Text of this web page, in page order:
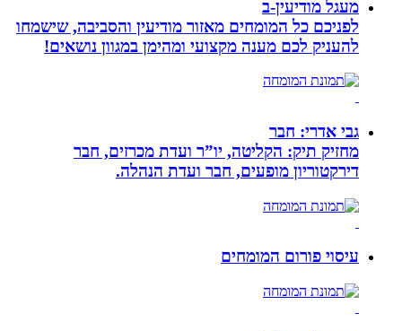
מעגל מודיעין-ב
לפניכם כל המומחים מאזור מודיעין והסביבה, שישמחו
להעניק לכם מענה מקצועי ומהימן במגוון נושאים!
גבי אדרי: חבר
מחזיק תיק: הקליטה, יו”ר ועדת מכרזים, חבר
דירקטוריון מופעים, חבר ועדת הנהלה.
עיסוי פורום המומחים